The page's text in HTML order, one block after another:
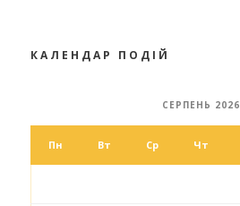
КАЛЕНДАР ПОДІЙ
СЕРПЕНЬ 2026
Пн Вт Ср Чт